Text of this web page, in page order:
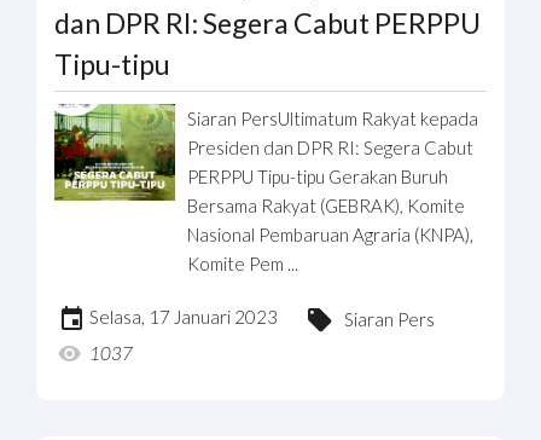
dan DPR RI: Segera Cabut PERPPU
Tipu-tipu
Siaran PersUltimatum Rakyat kepada
Presiden dan DPR RI: Segera Cabut
PERPPU Tipu-tipu Gerakan Buruh
Bersama Rakyat (GEBRAK), Komite
Nasional Pembaruan Agraria (KNPA),
Komite Pem ...
Selasa, 17 Januari 2023
Siaran Pers
1037